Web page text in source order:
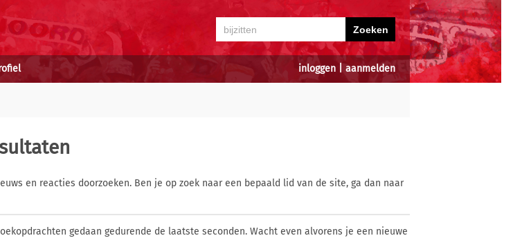
inloggen aanmelden
en reacties doorzoeken. Ben je op zoek naar een bepaald lid van de site, ga dan naar
gedaan gedurende de laatste seconden. Wacht even alvorens je een nieuwe